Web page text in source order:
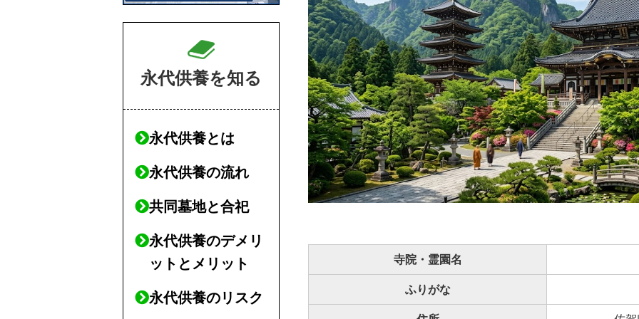
寺院・霊園名
ふりがな
永代供養を知る
永代供養とは
永代供養の流れ
共同墓地と合祀
永代供養のデメリ
ットとメリット
永代供養のリスク